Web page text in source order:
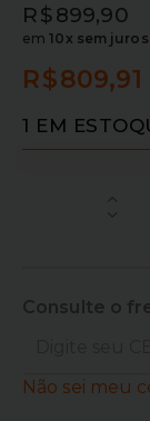
R$899,90
em10x sem juros
R$809,91
1 EM
Consulte o
Não sei meu